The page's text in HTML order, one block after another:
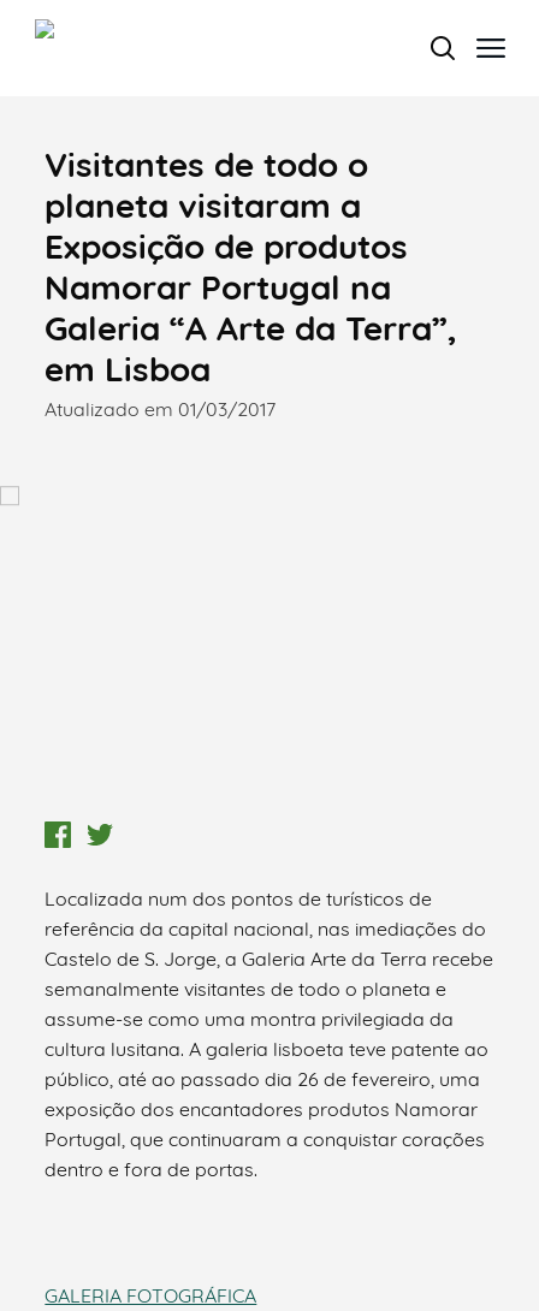
Termo de Pesquisa
Categorias gerais
Visitantes de todo o
planeta visitaram a
Exposição de produtos
Namorar Portugal na
Galeria “A Arte da Terra”,
em Lisboa
Atualizado em 01/03/2017
Localizada num dos pontos de turísticos de
referência da capital nacional, nas imediações do
Castelo de S. Jorge, a Galeria Arte da Terra recebe
semanalmente visitantes de todo o planeta e
assume-se como uma montra privilegiada da
cultura lusitana. A galeria lisboeta teve patente ao
público, até ao passado dia 26 de fevereiro, uma
exposição dos encantadores produtos Namorar
Portugal, que continuaram a conquistar corações
dentro e fora de portas.
GALERIA FOTOGRÁFICA